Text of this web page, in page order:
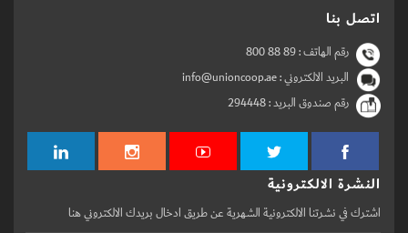
اتصل بنا
رقم الهاتف :800 88 89
البريد الالكتروني : info@unioncoop.ae
رقم صندوق البريد :294448
النشرة الالكترونية
اشترك في نشرتنا الالكترونية الشهرية عن طريق ادخال بريدك الالكتروني هنا